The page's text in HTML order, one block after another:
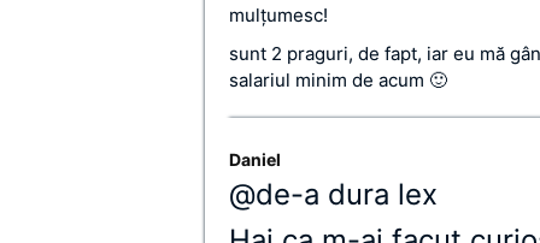
mulţumesc!
sunt 2 praguri, de fapt, iar eu mă
salariul minim de acum 🙂
Daniel
@de-a dura lex